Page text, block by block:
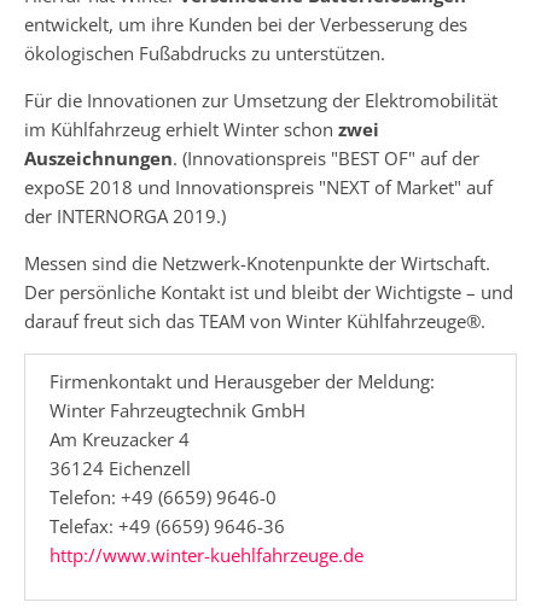
entwickelt, um ihre Kunden bei der Verbesserung des
ökologischen Fußabdrucks zu unterstützen.
Für die Innovationen zur Umsetzung der Elektromobilität
im Kühlfahrzeug erhielt Winter schon zwei
Auszeichnungen. (Innovationspreis "BEST OF" auf der
expoSE 2018 und Innovationspreis "NEXT of Market" auf
der INTERNORGA 2019.)
Messen sind die Netzwerk-Knotenpunkte der Wirtschaft.
Der persönliche Kontakt ist und bleibt der Wichtigste – und
darauf freut sich das TEAM von Winter Kühlfahrzeuge®.
Firmenkontakt und Herausgeber der Meldung:
Winter Fahrzeugtechnik GmbH
Am Kreuzacker 4
36124 Eichenzell
Telefon: +49 (6659) 9646-0
Telefax: +49 (6659) 9646-36
http://www.winter-kuehlfahrzeuge.de